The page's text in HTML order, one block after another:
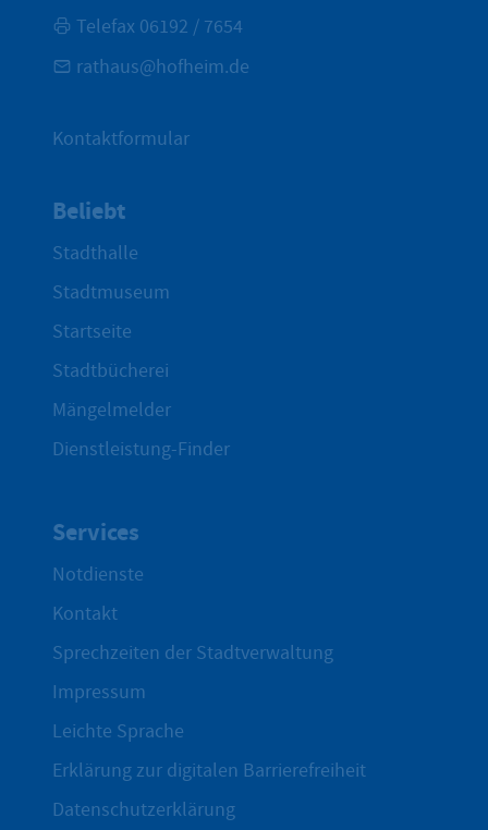
Telefax 06192 / 7654
rathaus@hofheim.de
Kontaktformular
Beliebt
Stadthalle
Stadtmuseum
Startseite
Stadtbücherei
Mängelmelder
Dienstleistung-Finder
Services
Notdienste
Kontakt
Sprechzeiten der Stadtverwaltung
Impressum
Leichte Sprache
Erklärung zur digitalen Barrierefreiheit
Datenschutzerklärung